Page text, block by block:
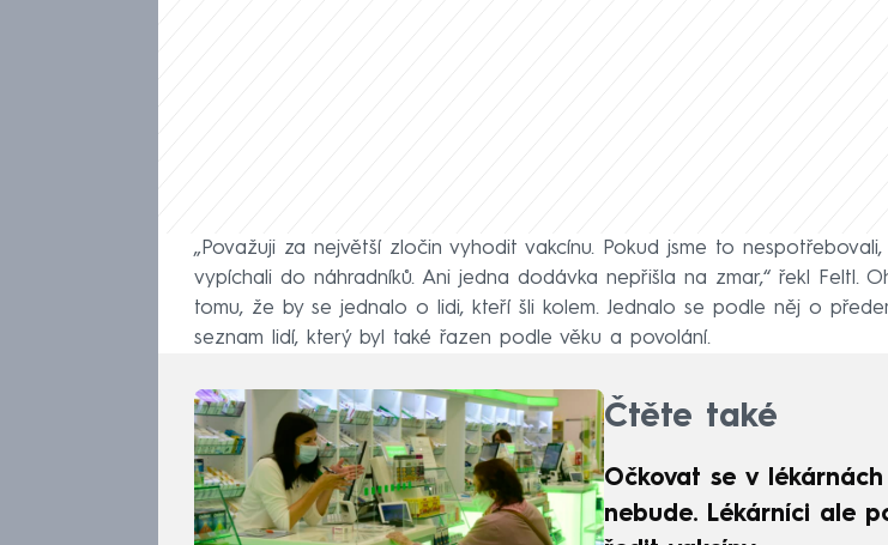
„Považuji za největší zločin vyhodit vakcínu. Pokud jsme to
vypíchali do náhradníků. Ani jedna dodávka nepřišla na zmar,“ řekl Feltl.
tomu, že by se jednalo o lidi, kteří šli kolem. Jednalo se podle něj o
seznam lidí, který byl také řazen podle věku a povolání.
Čtěte také
Očkovat se v
nebude. Lékárníci ale